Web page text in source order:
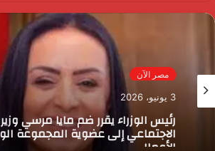
مصر الآن
3 يونيو، 2026
رئيس الوزراء يقرر ضم مايا مرسي
الاجتماعي إلى عضوية المجموعة
الأعمال